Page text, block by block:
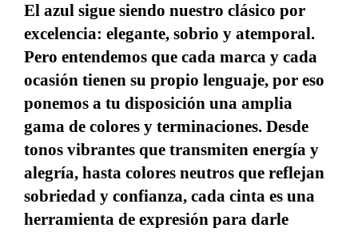
El azul sigue siendo nuestro clásico por
excelencia: elegante, sobrio y atemporal.
Pero entendemos que cada marca y cada
ocasión tienen su propio lenguaje, por eso
ponemos a tu disposición una amplia
gama de colores y terminaciones. Desde
tonos vibrantes que transmiten energía y
alegría, hasta colores neutros que reflejan
sobriedad y confianza, cada cinta es una
herramienta de expresión para darle